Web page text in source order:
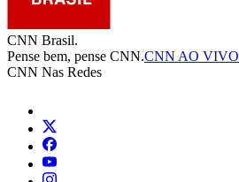
CNN Brasil.
Pense bem, pense CNN.CNN AO VIVO
CNN Nas Redes